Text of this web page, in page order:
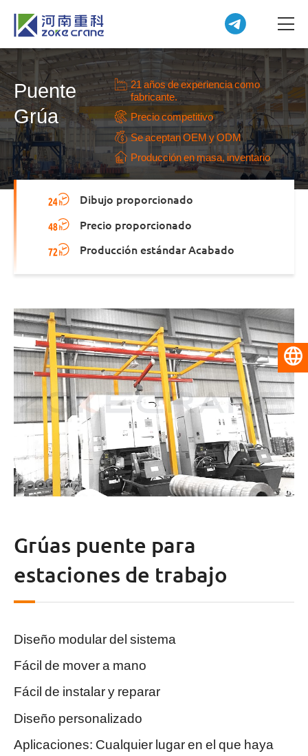
Puente
Grúa
21 años de experiencia como
fabricante.
Precio competitivo
Se aceptan OEM y ODM
Producción en masa, inventario
Dibujo proporcionado
Precio proporcionado
Producción estándar Acabado
Grúas puente para
estaciones de trabajo
Diseño modular del sistema
Fácil de mover a mano
Fácil de instalar y reparar
Diseño personalizado
Aplicaciones: Cualquier lugar en el que haya
Español